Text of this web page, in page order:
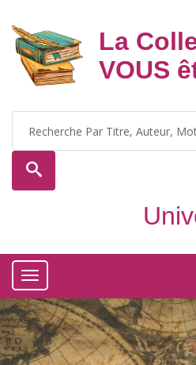
La
VOUS
Toggle
navigation